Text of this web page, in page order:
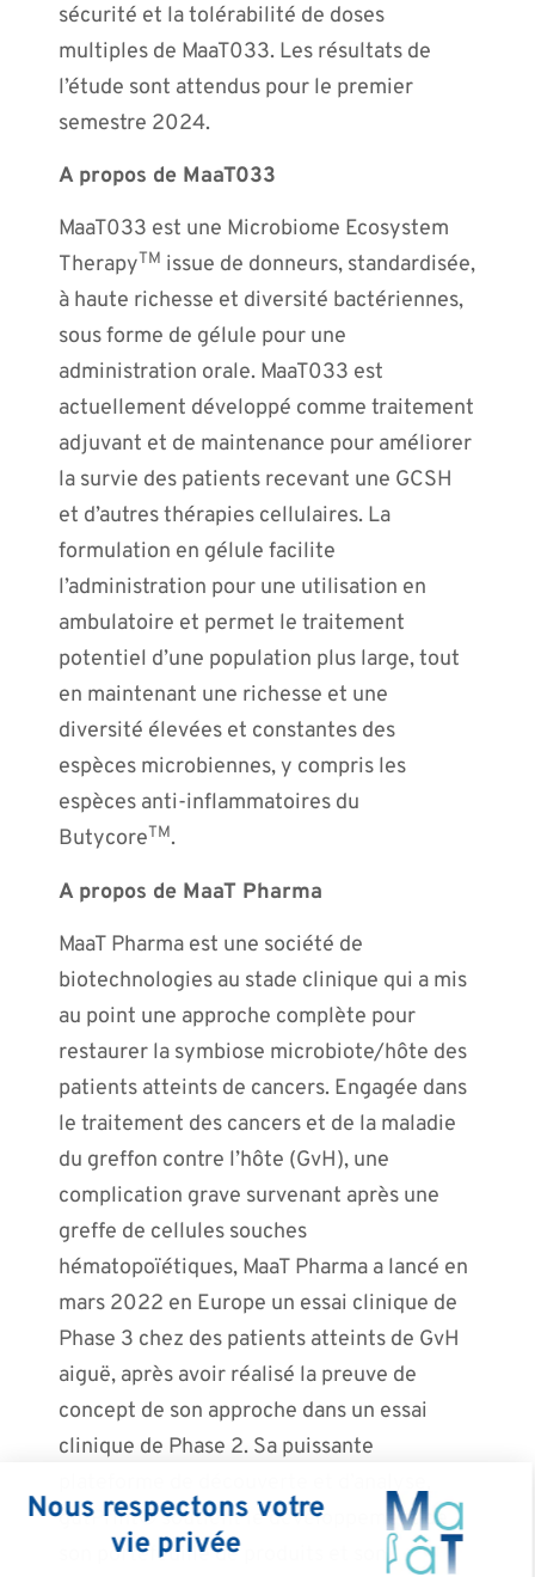
sécurité et la tolérabilité de doses
multiples de MaaT033. Les résultats de
l’étude sont attendus pour le premier
semestre 2024.
A propos de MaaT033
MaaT033 est une Microbiome Ecosystem
TherapyTM issue de donneurs, standardisée,
à haute richesse et diversité bactériennes,
sous forme de gélule pour une
administration orale. MaaT033 est
actuellement développé comme traitement
adjuvant et de maintenance pour améliorer
la survie des patients recevant une GCSH
et d’autres thérapies cellulaires. La
formulation en gélule facilite
l’administration pour une utilisation en
ambulatoire et permet le traitement
potentiel d’une population plus large, tout
en maintenant une richesse et une
diversité élevées et constantes des
espèces microbiennes, y compris les
espèces anti-inflammatoires du
ButycoreTM.
A propos de MaaT Pharma
MaaT Pharma est une société de
biotechnologies au stade clinique qui a mis
au point une approche complète pour
restaurer la symbiose microbiote/hôte des
patients atteints de cancers. Engagée dans
le traitement des cancers et de la maladie
du greffon contre l’hôte (GvH), une
complication grave survenant après une
greffe de cellules souches
hématopoïétiques, MaaT Pharma a lancé en
mars 2022 en Europe un essai clinique de
Phase 3 chez des patients atteints de GvH
aiguë, après avoir réalisé la preuve de
concept de son approche dans un essai
clinique de Phase 2. Sa puissante
gutPrint® soutient le développement de
son portefeuille de produits et son